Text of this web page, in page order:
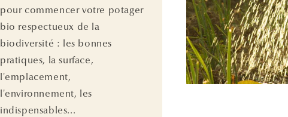
pour commencer votre potager
bio respectueux de la
biodiversité : les bonnes
pratiques, la surface,
l'emplacement,
l'environnement, les
indispensables...